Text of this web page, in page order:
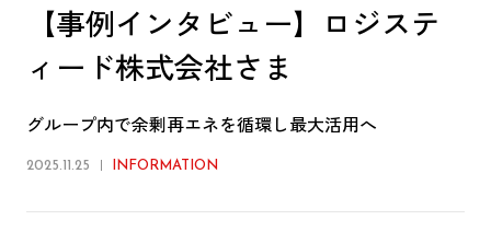
【事例インタビュー】ロジステ
ィード株式会社さま
グループ内で余剰再エネを循環し最大活用へ
2025.11.25 INFORMATION